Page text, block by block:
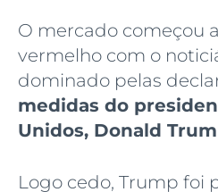
O mercado começou
vermelho com o
dominado pelas
medidas do
Unidos, Donald
Logo cedo, Trump foi